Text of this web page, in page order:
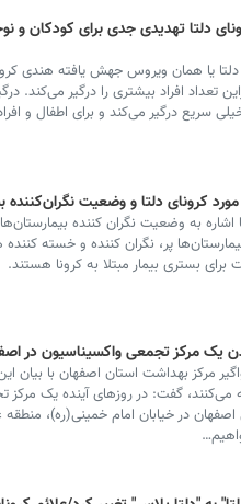
دلتا تهدیدی جدی برای کودکان و
یا همان ویروس جهش یافته هندی
تعداد افراد بیشتری را درگیر می‌کند.
سریع درگیر می‌کند و برای اطفال و
کرونای دلتا و وضعیت نگران‌کننده
به وضعیت نگران کننده
پر، نگران کننده و خسته
برای بستری بیمار مبتلا به کرونا هستند.
یک مرکز تجمعی واکسیناسیون در
می‌کنند، گفت: در روزهای آینده یک
در خیابان امام خمینی(ره)،